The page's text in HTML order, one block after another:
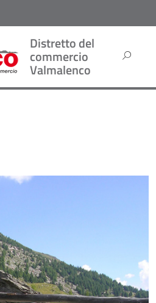
Distretto del
commercio
Valmalenco